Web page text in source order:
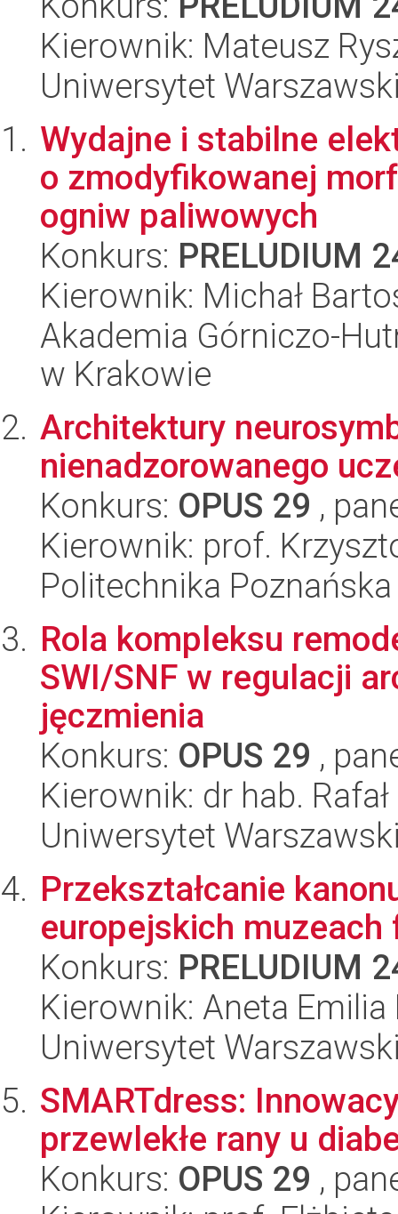
Kierownik: Mateusz
Uniwersytet
Wydajne i stabilne
o zmodyfikowanej
ogniw paliwowych
Konkurs: PRELUDIUM
Kierownik: Michał
Akademia Górniczo-
w Krakowie
Architektury
nienadzorowanego
Konkurs: OPUS 29 ,
Kierownik: prof.
Politechnika Poznańska
Rola kompleksu
SWI/SNF w regulacji
jęczmienia
Konkurs: OPUS 29 ,
Kierownik: dr hab.
Uniwersytet
Przekształcanie
europejskich
Konkurs: PRELUDIUM
Kierownik: Aneta
Uniwersytet
SMARTdress:
przewlekłe rany u
Konkurs: OPUS 29 ,